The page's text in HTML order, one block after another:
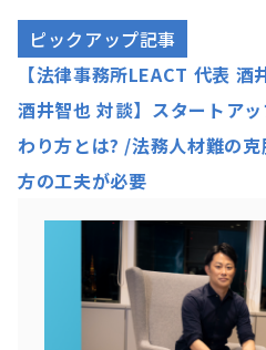
ピックアップ記事
【法律事務所LEACT 代表
酒井智也 対談】スタートア
わり方とは? /法務人材難の
方の工夫が必要